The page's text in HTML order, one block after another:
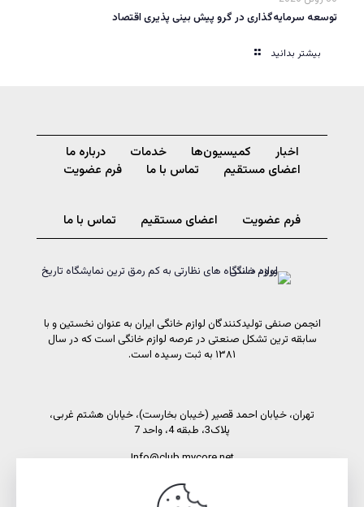
توسعه سرمایه‌گذاری در گرو پیش بینی پذیری اقتصاد
بیشتر بدانید
اخبار کمیسیون‌ها خدمات
درباره ما
اعضای مستقیم
تماس با ما فرم عضویت
فرم عضویت اعضای مستقیم تماس با ما
انجمن صنفی تولیدکنندگان لوازم خانگی ایران به عنوان نخستین و با
سابقه ترین تشکل صنعتی در عرصه لوازم خانگی است که در سال
۱۳۸۱ به ثبت رسیده است.
تهران، خیابان احمد قصیر (خیبان بخارست)، خیابان هشتم غربی،
پلاک3، طبقه 4، واحد 7
Info@club.mycore.net
شماره تماس: 02191089450